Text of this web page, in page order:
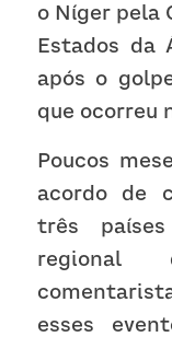
o Níger pela
Estados da
após o
que ocorreu
Poucos
acordo de
três
regional
esses